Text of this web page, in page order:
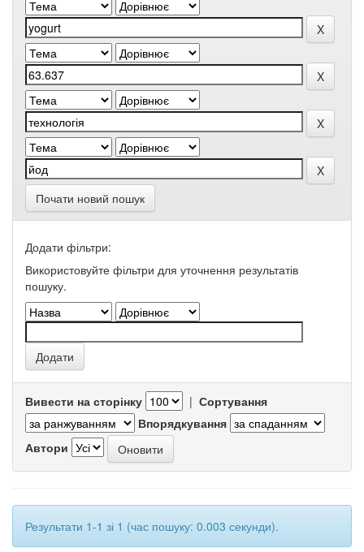
Почати новий пошук
Додати фільтри:
Використовуйте фільтри для уточнення результатів
пошуку.
Вивести на сторінку | Сортування
Впорядкування
Автори
Результати 1-1 зі 1 (час пошуку: 0.003 секунди).